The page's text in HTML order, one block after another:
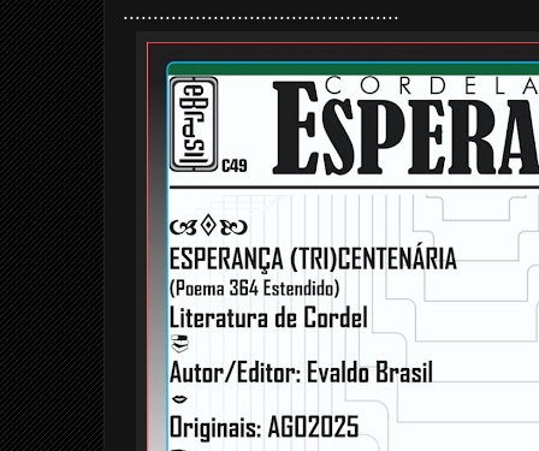
..............................................